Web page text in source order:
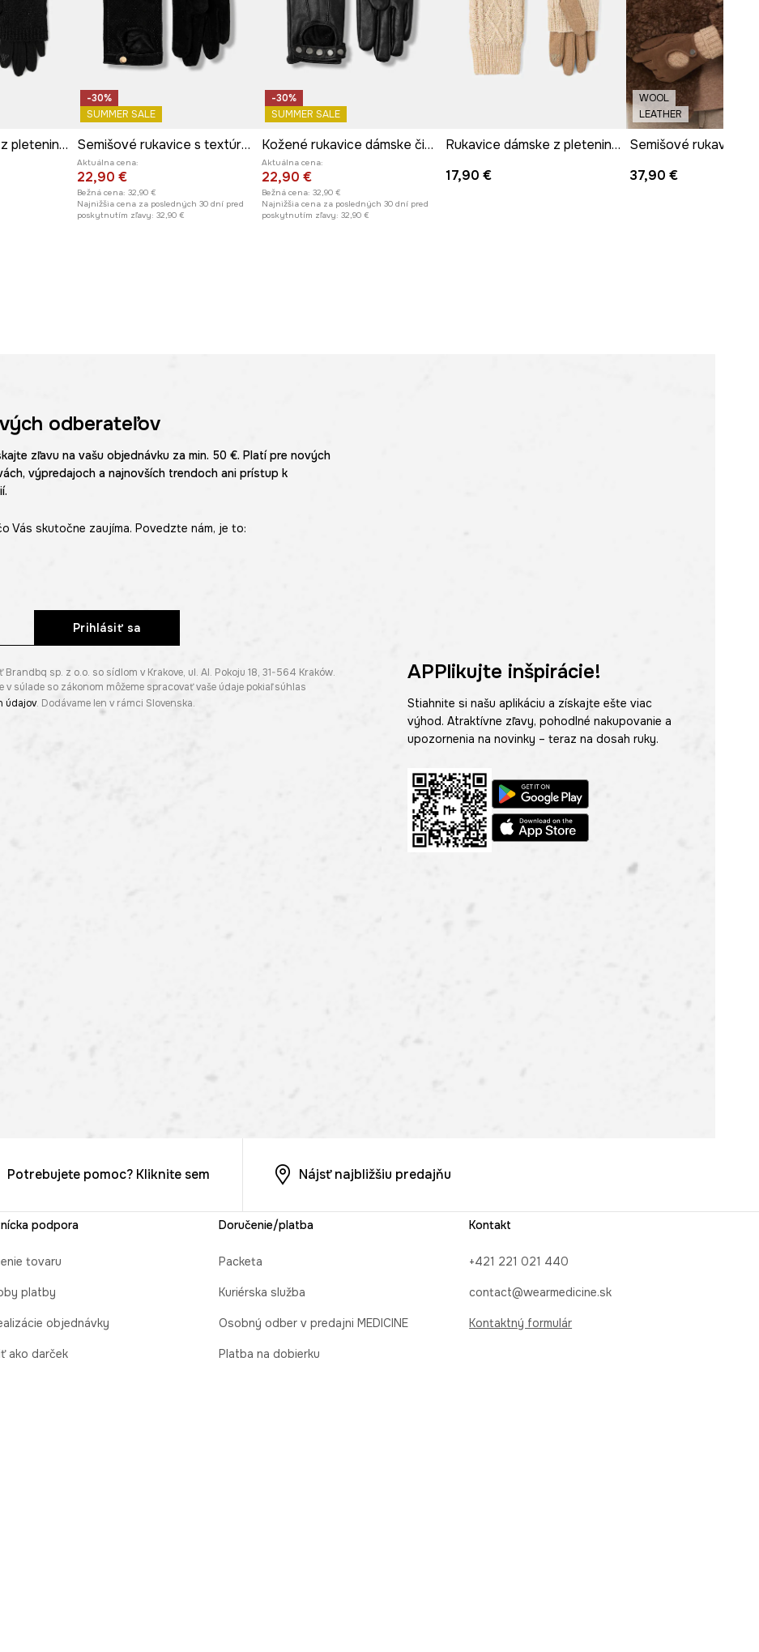
Rukavice dámske z pleteniny čierna farba
-30%
SUMMER SALE
Semišové rukavice s textúrou
Aktuálna cena:
22,90 €
Bežná cena: 32,90 €
Najnižšia cena za posledných 30 dní pred
poskytnutím zľavy: 32,90 €
-30%
SUMMER SALE
Kožené rukavice dámske čierna farba
Aktuálna cena:
22,90 €
Bežná cena: 32,90 €
Najnižšia cena za posledných 30 dní pred
poskytnutím zľavy: 32,90 €
Rukavice dámske z pleteniny béžová farba
17,90 €
WOOL
LEATHER
37,90 €
odberateľov
zľavu na vašu objednávku za min. 50 €. Platí pre nových
výpredajoch a najnovších trendoch ani prístup k
Vás skutočne zaujíma. Povedzte nám, je to:
Prihlásiť sa
sp. z o.o. so sídlom v Krakove, ul. Al. Pokoju 18, 31-564 Kraków.
súlade so zákonom môžeme spracovať vaše údaje pokiaľ súhlas
údajov. Dodávame len v rámci Slovenska.
APPlikujte inšpirácie!
Stiahnite si našu aplikáciu a získajte ešte viac
výhod. Atraktívne zľavy, pohodlné nakupovanie a
upozornenia na novinky – teraz na dosah ruky.
Potrebujete pomoc? Kliknite sem Nájsť najbližšiu predajňu
podpora
tovaru
platby
objednávky
ako darček
Doručenie/platba
Packeta
Kuriérska služba
Osobný odber v predajni MEDICINE
Platba na dobierku
Kontakt
+421 221 021 440
contact@wearmedicine.sk
Kontaktný formulár